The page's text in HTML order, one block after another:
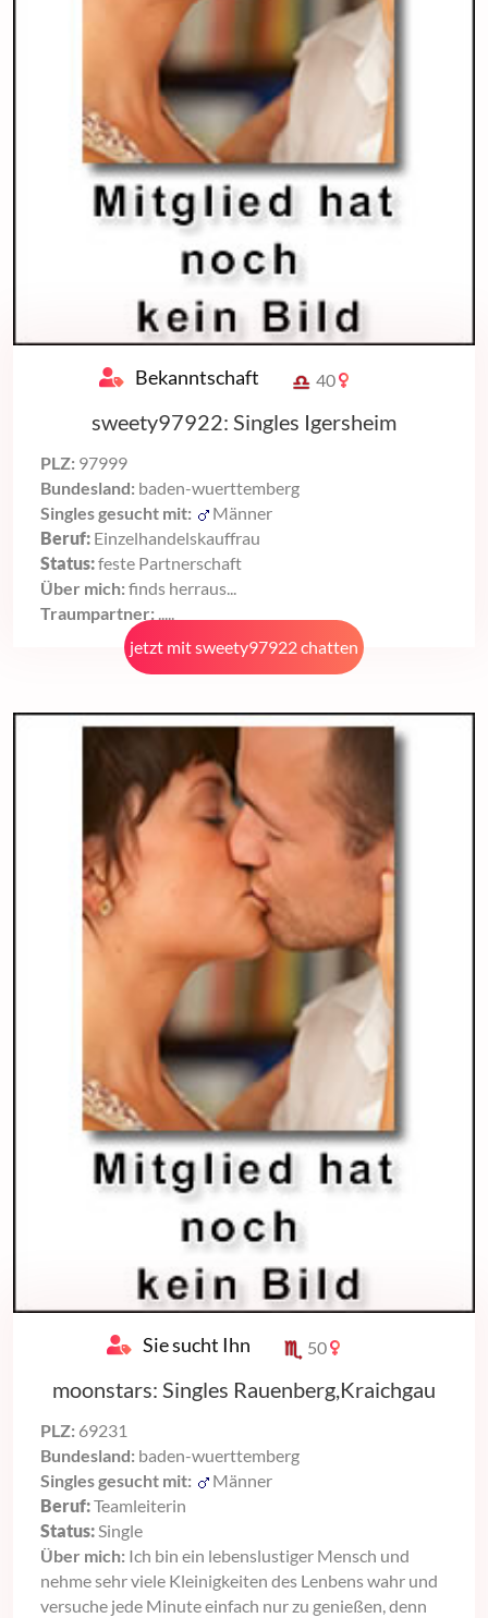
Bekanntschaft 40
sweety97922: Singles Igersheim
PLZ: 97999
Bundesland: baden-wuerttemberg
Singles gesucht mit:
Männer
Beruf: Einzelhandelskauffrau
Status:feste Partnerschaft
Über mich: finds herraus...
Traumpartner: .....
jetzt mit sweety97922 chatten
Sie sucht Ihn 50
moonstars: Singles Rauenberg,Kraichgau
PLZ: 69231
Bundesland: baden-wuerttemberg
Singles gesucht mit:
Männer
Beruf:Teamleiterin
Status:Single
Über mich: Ich bin ein lebenslustiger Mensch und
nehme sehr viele Kleinigkeiten des Lenbens wahr und
versuche jede Minute einfach nur zu genießen, denn